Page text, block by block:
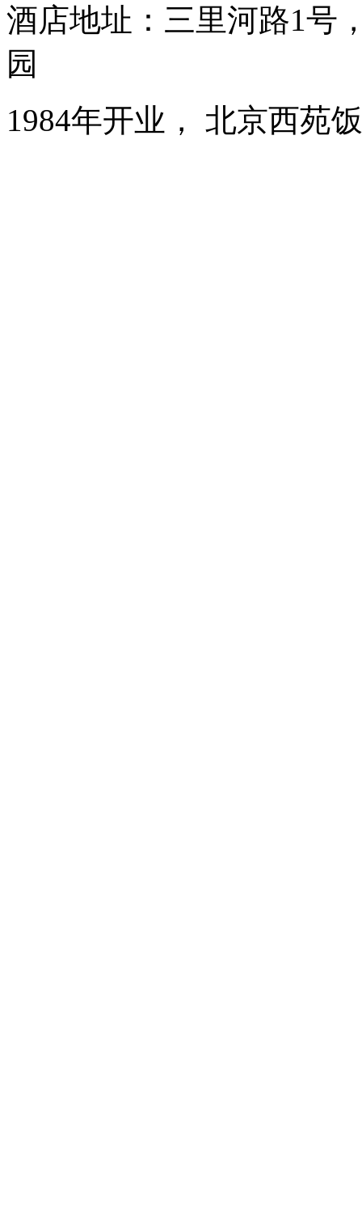
酒店地址：三里河路1号
园
1984年开业， 北京西